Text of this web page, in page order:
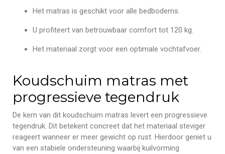
Het matras is geschikt voor alle bedbodems.
U profiteert van betrouwbaar comfort tot 120 kg.
Het materiaal zorgt voor een optimale vochtafvoer.
Koudschuim matras met
progressieve tegendruk
De kern van dit koudschuim matras levert een progressieve
tegendruk. Dit betekent concreet dat het materiaal steviger
reageert wanneer er meer gewicht op rust. Hierdoor geniet u
van een stabiele ondersteuning waarbij kuilvorming